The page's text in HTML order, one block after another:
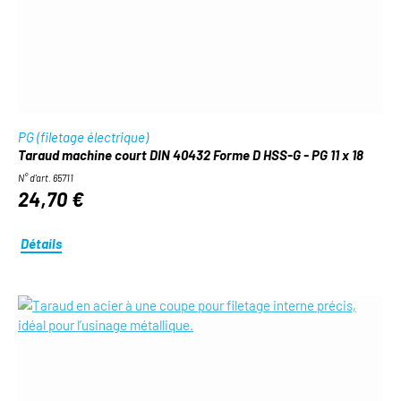
PG (filetage électrique)
Taraud machine court DIN 40432 Forme D HSS-G - PG 11 x 18
N° d'art. 65711
24,70 €
Détails